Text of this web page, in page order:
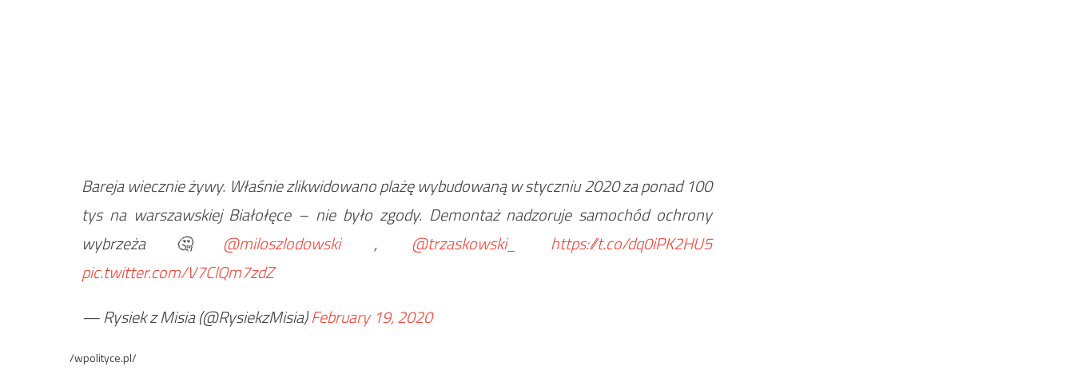
Bareja wiecznie żywy. Właśnie zlikwidowano plażę wybudowaną w styczniu 2020 za ponad 100
tys na warszawskiej Białołęce – nie było zgody. Demontaż nadzoruje samochód ochrony
wybrzeża🤔 @miloszlodowski, @trzaskowski_
https://t.co/dq0iPK2HU5
pic.twitter.com/V7ClQm7zdZ
— Rysiek z Misia (@RysiekzMisia)February 19, 2020
/wpolityce.pl/